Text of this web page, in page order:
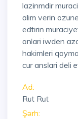
lazinmdir
alim verin
edtirin
onlari iwden
hakimleri
cur anslari deli
Ad:
Rut Rut
Şərh: